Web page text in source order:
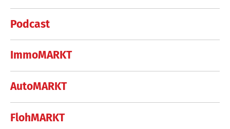
Podcast
ImmoMARKT
AutoMARKT
FlohMARKT